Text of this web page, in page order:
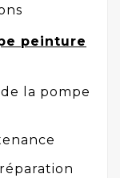
peinture
la pompe